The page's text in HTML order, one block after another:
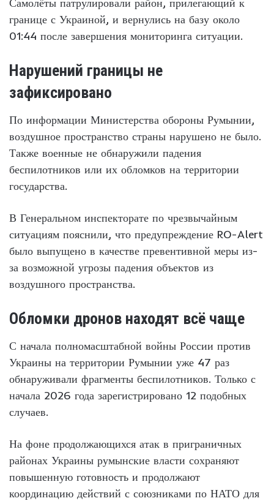
границе с Украиной, и вернулись на базу около
01:44 после завершения мониторинга ситуации.
Нарушений границы не
зафиксировано
По информации Министерства обороны Румынии,
воздушное пространство страны нарушено не было.
Также военные не обнаружили падения
беспилотников или их обломков на территории
государства.
В Генеральном инспекторате по чрезвычайным
ситуациям пояснили, что предупреждение RO-Alert
было выпущено в качестве превентивной меры из-
за возможной угрозы падения объектов из
воздушного пространства.
Обломки дронов находят всё чаще
С начала полномасштабной войны России против
Украины на территории Румынии уже 47 раз
обнаруживали фрагменты беспилотников. Только с
начала 2026 года зарегистрировано 12 подобных
случаев.
На фоне продолжающихся атак в приграничных
районах Украины румынские власти сохраняют
повышенную готовность и продолжают
координацию действий с союзниками по НАТО для